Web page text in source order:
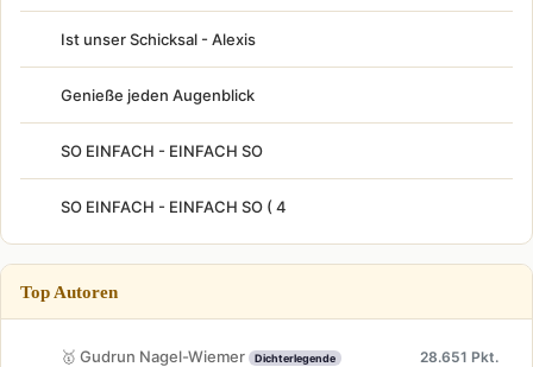
Ist unser Schicksal - Alexis
Genieße jeden Augenblick
SO EINFACH - EINFACH SO
SO EINFACH - EINFACH SO ( 4
Top Autoren
🥇 Gudrun Nagel-Wiemer Dichterlegende 28.651 Pkt.